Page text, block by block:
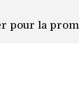
pour la